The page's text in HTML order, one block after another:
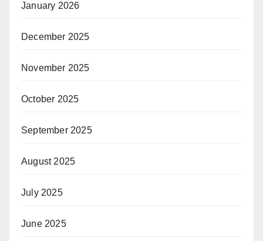
January 2026
December 2025
November 2025
October 2025
September 2025
August 2025
July 2025
June 2025